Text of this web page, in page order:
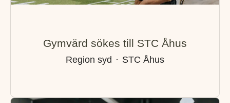
Gymvärd sökes till STC Åhus
Region syd · STC Åhus